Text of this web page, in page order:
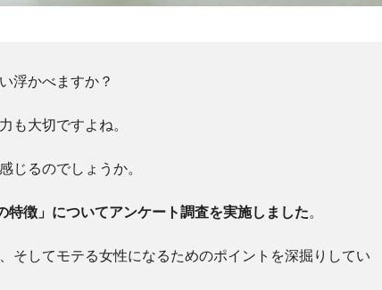
浮かべますか？
も大切ですよね。
じるのでしょうか。
特徴」についてアンケート調査を実施しました。
そしてモテる女性になるためのポイントを深掘りしてい